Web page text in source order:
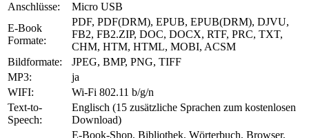
Anschlüsse:
Micro USB
E-Book
Formate:
PDF, PDF(DRM), EPUB, EPUB(DRM), DJVU,
FB2, FB2.ZIP, DOC, DOCX, RTF, PRC, TXT,
CHM, HTM, HTML, MOBI, ACSM
Bildformate:
JPEG, BMP, PNG, TIFF
MP3:
ja
WIFI:
Wi-Fi 802.11 b/g/n
Text-to-
Speech:
Englisch (15 zusätzliche Sprachen zum kostenlosen
Download)
E-Book-Shop, Bibliothek, Wörterbuch, Browser,